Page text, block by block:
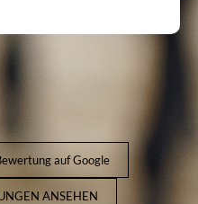
auf Google
ANSEHEN